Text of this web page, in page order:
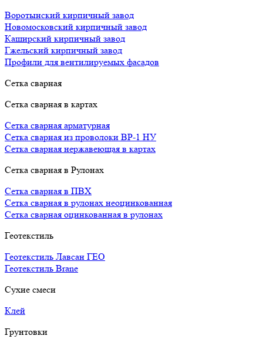
Воротынский кирпичный завод
Новомосковский кирпичный завод
Каширский кирпичный завод
Гжельский кирпичный завод
Профили для вентилируемых фасадов
Сетка сварная
Сетка сварная в картах
Сетка сварная арматурная
Сетка сварная из проволоки ВР-1 НУ
Сетка сварная нержавеющая в картах
Сетка сварная в Рулонах
Сетка сварная в ПВХ
Сетка сварная в рулонах неоцинкованная
Сетка сварная оцинкованная в рулонах
Геотекстиль
Геотекстиль Лавсан ГЕО
Геотекстиль Brane
Сухие смеси
Клей
Грунтовки